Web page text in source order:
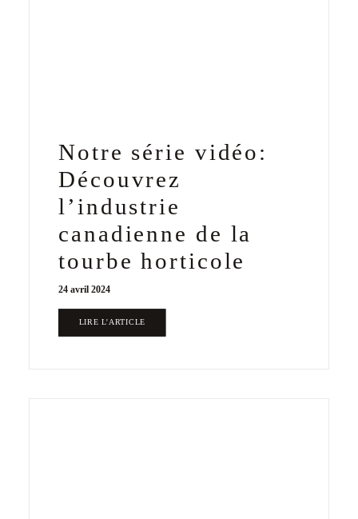
Notre série vidéo:
Découvrez
l’industrie
canadienne de la
tourbe horticole
24 avril 2024
LIRE L'ARTICLE